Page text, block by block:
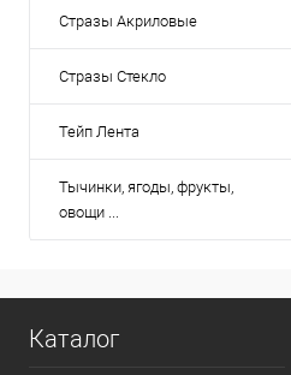
Стразы Акриловые
Стразы Стекло
Тейп Лента
Тычинки, ягоды, фрукты,
овощи ...
Каталог